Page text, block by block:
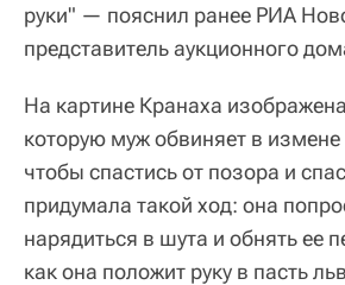
руки" — пояснил ранее РИА
представитель аукционного
На картине Кранаха
которую муж обвиняет в измене
чтобы спастись от позора и
придумала такой ход: она
нарядиться в шута и обнять ее
как она положит руку в пасть